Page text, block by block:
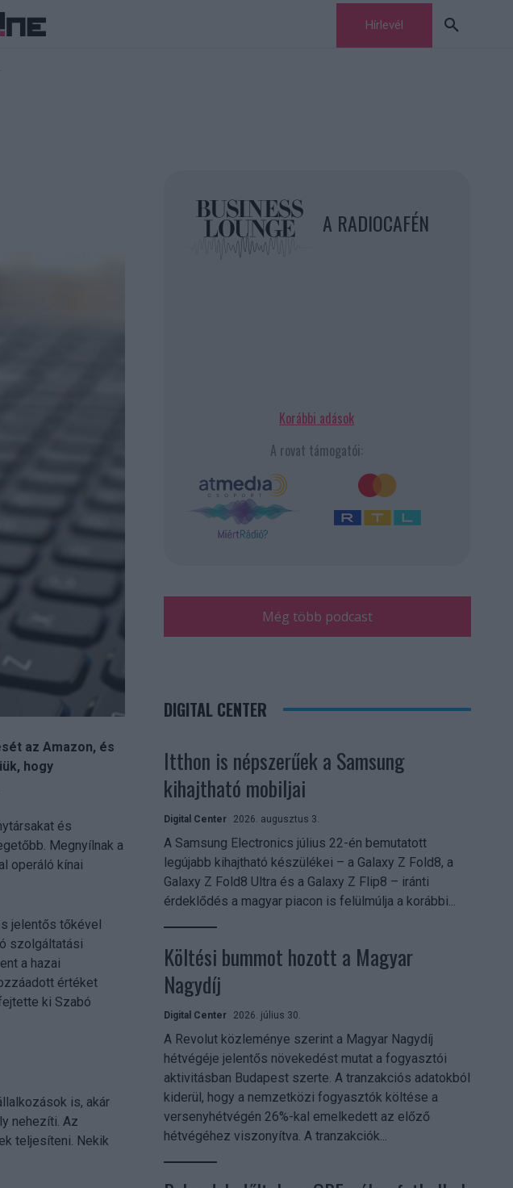
Hírlevél
az Amazon, és
hogy
és
Megnyílnak a
operáló kínai
jelentős tőkével
szolgáltatási
a hazai
értéket
ki Szabó
is, akár
nehezíti. Az
teljesíteni. Nekik
A RADIOCAFÉN
Korábbi adások
A rovat támogatói:
Még több podcast
DIGITAL CENTER
Itthon is népszerűek a Samsung
kihajtható mobiljai
Digital Center 2026. augusztus 3.
A Samsung Electronics július 22-én bemutatott
legújabb kihajtható készülékei – a Galaxy Z Fold8, a
Galaxy Z Fold8 Ultra és a Galaxy Z Flip8 – iránti
érdeklődés a magyar piacon is felülmúlja a korábbi...
Költési bummot hozott a Magyar
Nagydíj
Digital Center 2026. július 30.
A Revolut közleménye szerint a Magyar Nagydíj
hétvégéje jelentős növekedést mutat a fogyasztói
aktivitásban Budapest szerte. A tranzakciós adatokból
kiderül, hogy a nemzetközi fogyasztók költése a
versenyhétvégén 26%-kal emelkedett az előző
hétvégéhez viszonyítva. A tranzakciók...